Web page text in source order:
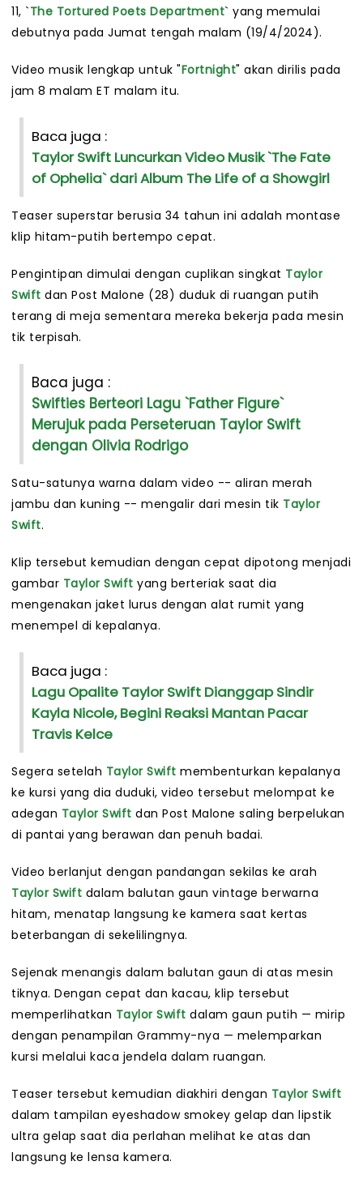
11, `The Tortured Poets Department` yang memulai
debutnya pada Jumat tengah malam (19/4/2024).
Video musik lengkap untuk "Fortnight" akan dirilis pada
jam 8 malam ET malam itu.
Baca juga :
Taylor Swift Luncurkan Video Musik `The Fate
of Ophelia` dari Album The Life of a Showgirl
Teaser superstar berusia 34 tahun ini adalah montase
klip hitam-putih bertempo cepat.
Pengintipan dimulai dengan cuplikan singkat Taylor
Swift dan Post Malone (28) duduk di ruangan putih
terang di meja sementara mereka bekerja pada mesin
tik terpisah.
Baca juga :
Swifties Berteori Lagu `Father Figure`
Merujuk pada Perseteruan Taylor Swift
dengan Olivia Rodrigo
Satu-satunya warna dalam video -- aliran merah
jambu dan kuning -- mengalir dari mesin tik Taylor
Swift.
Klip tersebut kemudian dengan cepat dipotong menjadi
gambar Taylor Swift yang berteriak saat dia
mengenakan jaket lurus dengan alat rumit yang
menempel di kepalanya.
Baca juga :
Lagu Opalite Taylor Swift Dianggap Sindir
Kayla Nicole, Begini Reaksi Mantan Pacar
Travis Kelce
Segera setelah Taylor Swift membenturkan kepalanya
ke kursi yang dia duduki, video tersebut melompat ke
adegan Taylor Swift dan Post Malone saling berpelukan
di pantai yang berawan dan penuh badai.
Video berlanjut dengan pandangan sekilas ke arah
Taylor Swift dalam balutan gaun vintage berwarna
hitam, menatap langsung ke kamera saat kertas
beterbangan di sekelilingnya.
Sejenak menangis dalam balutan gaun di atas mesin
tiknya. Dengan cepat dan kacau, klip tersebut
memperlihatkan Taylor Swift dalam gaun putih — mirip
dengan penampilan Grammy-nya — melemparkan
kursi melalui kaca jendela dalam ruangan.
Teaser tersebut kemudian diakhiri dengan Taylor Swift
dalam tampilan eyeshadow smokey gelap dan lipstik
ultra gelap saat dia perlahan melihat ke atas dan
langsung ke lensa kamera.